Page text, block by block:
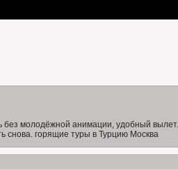
без молодёжной анимации, удобный вылет.
снова. горящие туры в Турцию Москва